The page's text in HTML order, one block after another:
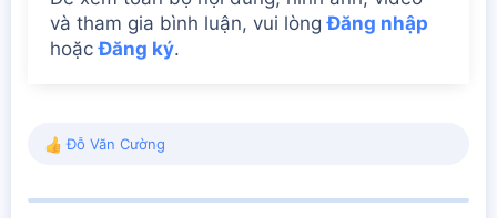
và tham gia bình luận, vui lòngĐăng nhập
hoặcĐăng ký.
R
Đỗ Văn Cường